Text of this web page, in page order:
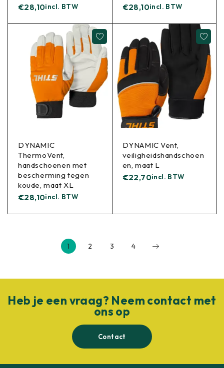
€28,10incl. BTW €28,10incl. BTW
DYNAMIC
ThermoVent,
handschoenen met
bescherming tegen
koude, maat XL
€28,10incl. BTW
DYNAMIC Vent,
veiligheidshandschoen
en, maat L
€22,70incl. BTW
1 2 3 4
Heb je een vraag? Neem contact met
ons op
Contact